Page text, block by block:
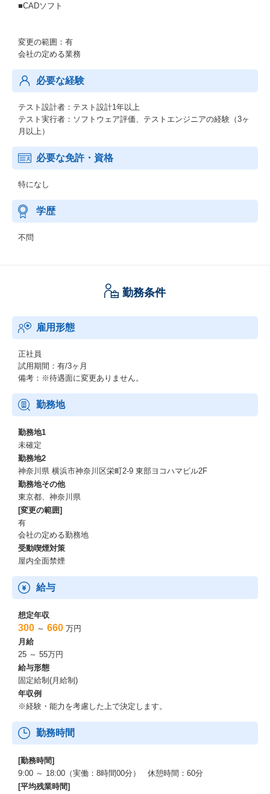
■CADソフト
変更の範囲：有
会社の定める業務
必要な経験
テスト設計者：テスト設計1年以上
テスト実行者：ソフトウェア評価、テストエンジニアの経験（3ヶ
月以上）
必要な免許・資格
特になし
学歴
不問
勤務条件
雇用形態
正社員
試用期間：有/3ヶ月
備考：※待遇面に変更ありません。
勤務地
勤務地1
未確定
勤務地2
神奈川県 横浜市神奈川区栄町2-9 東部ヨコハマビル2F
勤務地その他
東京都、神奈川県
[変更の範囲]
有
会社の定める勤務地
受動喫煙対策
屋内全面禁煙
給与
想定年収
300 ～ 660 万円
月給
25 ～ 55万円
給与形態
固定給制(月給制)
年収例
※経験・能力を考慮した上で決定します。
勤務時間
[勤務時間]
9:00 ～ 18:00（実働：8時間00分） 休憩時間：60分
[平均残業時間]